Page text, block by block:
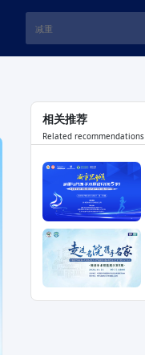
相关推荐
Related recommendations